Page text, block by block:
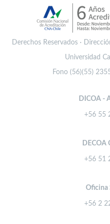
Derechos Reservados ·
Universidad
Fono (56)(55)
DICOA -
+56 55
DECOA
+56 51
Oficina
+56 2